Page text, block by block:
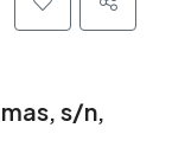
s/n,